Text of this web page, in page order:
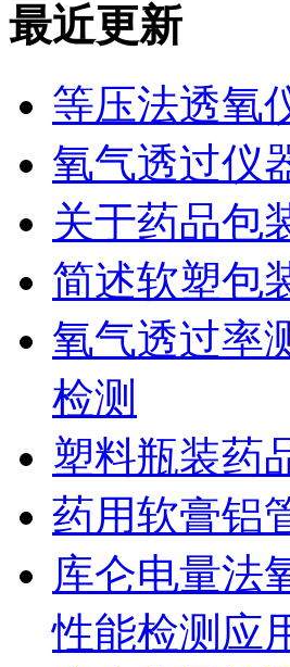
最近更新
等压法透氧
氧气透过仪
关于药品包
简述软塑包
氧气透过率
检测
塑料瓶装药
药用软膏铝
库仑电量法
性能检测应